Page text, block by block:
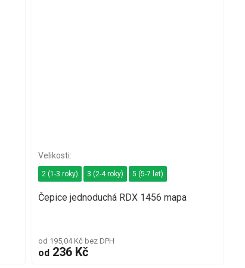
Čepice jednoduchá RDX 1456 mapa
od 195,04 Kč bez DPH
od236 Kč
2 (1-3 roky) 3 (2-4 roky) 5 (5-7 let)